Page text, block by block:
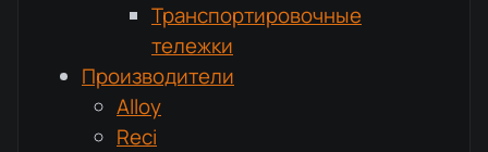
Транспортировочные
тележки
Производители
Alloy
Reci